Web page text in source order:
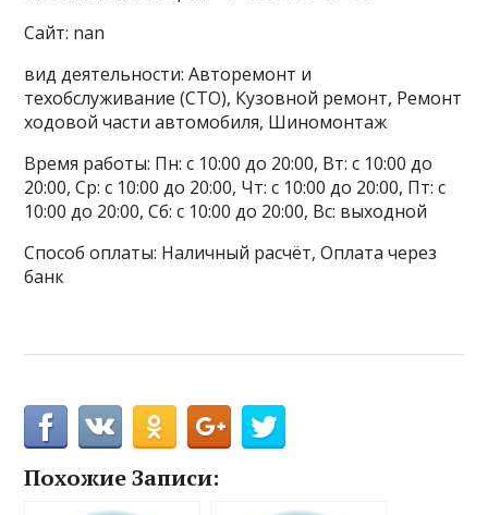
Сайт: nan
вид деятельности: Авторемонт и
техобслуживание (СТО), Кузовной ремонт, Ремонт
ходовой части автомобиля, Шиномонтаж
Время работы: Пн: с 10:00 до 20:00, Вт: с 10:00 до
20:00, Ср: с 10:00 до 20:00, Чт: с 10:00 до 20:00, Пт: с
10:00 до 20:00, Сб: с 10:00 до 20:00, Вс: выходной
Способ оплаты: Наличный расчёт, Оплата через
банк
Похожие Записи: